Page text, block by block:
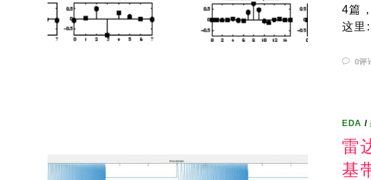
4篇
这里
0评
EDA /
雷
基